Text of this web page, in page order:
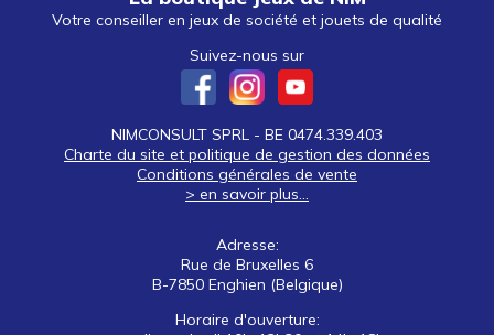
Votre conseiller en jeux de société et jouets de qualité
Suivez-nous sur
NIMCONSULT SPRL - BE 0474.339.403
Charte du site et politique de gestion des données
Conditions générales de vente
> en savoir plus...
Adresse:
Rue de Bruxelles 6
B-7850 Enghien (Belgique)
Horaire d'ouverture: